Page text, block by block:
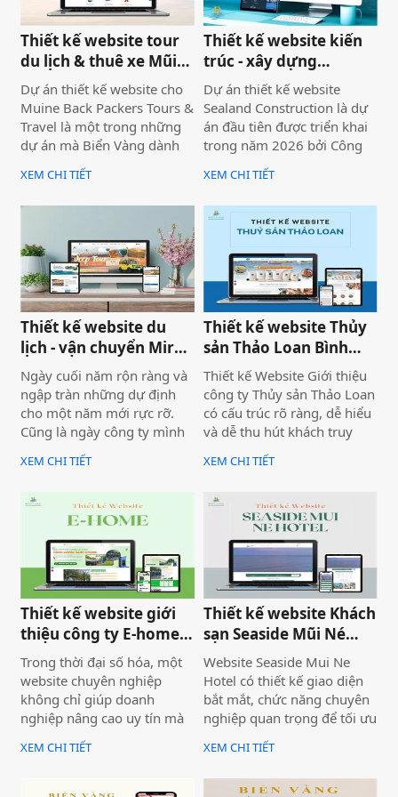
Thiết kế website tour
du lịch & thuê xe Mũi
Né
Dự án thiết kế website cho
Muine Back Packers Tours &
Travel là một trong những
dự án mà Biển Vàng dành
rất nhiều tâm huyết để triển
khai trọn vẹn cả về giao
dùng và hiệu quả vận hành
XEM CHI TIẾT
Thiết kế website kiến
trúc - xây dựng
Sealand Construction
Dự án thiết kế website
Sealand Construction là dự
án đầu tiên được triển khai
trong năm 2026 bởi Công
ty Thiết kế Website Biển
Vàng, mang ý nghĩa mở đầu
với định hướng chuyên
nghiệp, bài bản và bền
vững.
XEM CHI TIẾT
Thiết kế website du
lịch - vận chuyển Mira
tour Mũi Né
Ngày cuối năm rộn ràng và
ngập tràn những dự định
cho một năm mới rực rỡ.
Cũng là ngày công ty mình
bàn giao dự án thiết kế
website Mira Tour Mũi Né –
du lịch và thuê xe
XEM CHI TIẾT
Thiết kế website Thủy
sản Thảo Loan Bình
Thuận, Lâm Đồng
Thiết kế Website Giới thiệu
công ty Thủy sản Thảo Loan
có cấu trúc rõ ràng, dễ hiểu
và dễ thu hút khách truy
cập vào website giúp truyền
tải thông tin hiệu quả. Với
màu xanh dương và đỏ làm
nổi bật lên những nội dung
chính của website.
XEM CHI TIẾT
Thiết kế website giới
thiệu công ty E-home
Bình Thuận
Trong thời đại số hóa, một
website chuyên nghiệp
không chỉ giúp doanh
nghiệp nâng cao uy tín mà
còn là công cụ tiếp cận
khách hàng hiệu quả. Dịch
thiệu công ty mang đến giải
XEM CHI TIẾT
Thiết kế website Khách
sạn Seaside Mũi Né
chuyên nghiệp
Website Seaside Mui Ne
Hotel có thiết kế giao diện
bắt mắt, chức năng chuyên
nghiệp quan trọng để tối ưu
trải nghiệm người dùng và
hỗ trợ hoạt động kinh
website chuyên nghiệp
XEM CHI TIẾT